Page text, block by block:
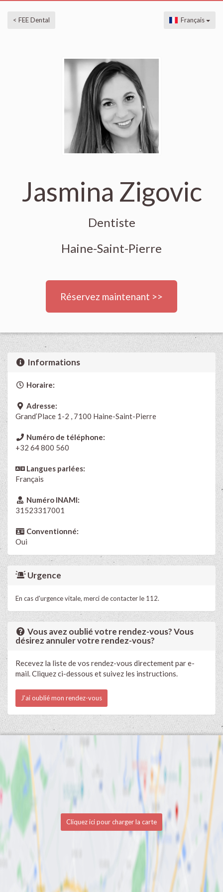
< FEE Dental Français
Jasmina Zigovic
Dentiste
Haine-Saint-Pierre
Réservez maintenant >>
Informations
Horaire:
Adresse:
Grand’Place 1-2 , 7100 Haine-Saint-Pierre
Numéro de téléphone:
+32 64 800 560
Langues parlées:
Français
Numéro INAMI:
31523317001
Conventionné:
Oui
Urgence
En cas d'urgence vitale, merci de contacter le 112.
Vous avez oublié votre rendez-vous? Vous
désirez annuler votre rendez-vous?
Recevez la liste de vos rendez-vous directement par e-
mail. Cliquez ci-dessous et suivez les instructions.
J'ai oublié mon rendez-vous
Cliquez ici pour charger la carte